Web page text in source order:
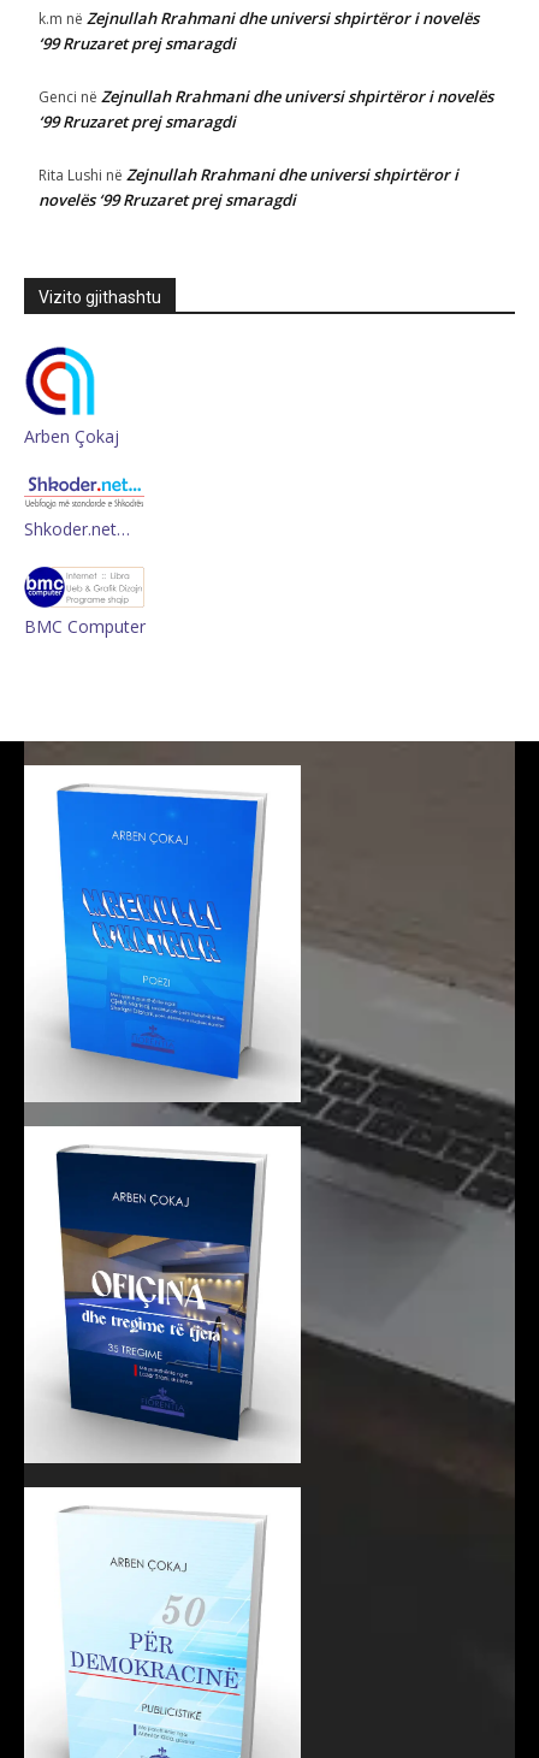
k.m në Zejnullah Rrahmani dhe universi shpirtëror i novelës
‘99 Rruzaret prej smaragdi
Genci në Zejnullah Rrahmani dhe universi shpirtëror i novelës
‘99 Rruzaret prej smaragdi
Rita Lushi në Zejnullah Rrahmani dhe universi shpirtëror i
novelës ‘99 Rruzaret prej smaragdi
Vizito gjithashtu
Arben Çokaj
Shkoder.net…
BMC Computer